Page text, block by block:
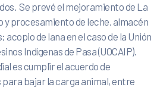
Se prevé el mejoramiento de La
y procesamiento de leche, almacén
de lana en el caso de la Unión
Indígenas de Pasa (UOCAIP).
es cumplir el acuerdo de
bajar la carga animal, entre